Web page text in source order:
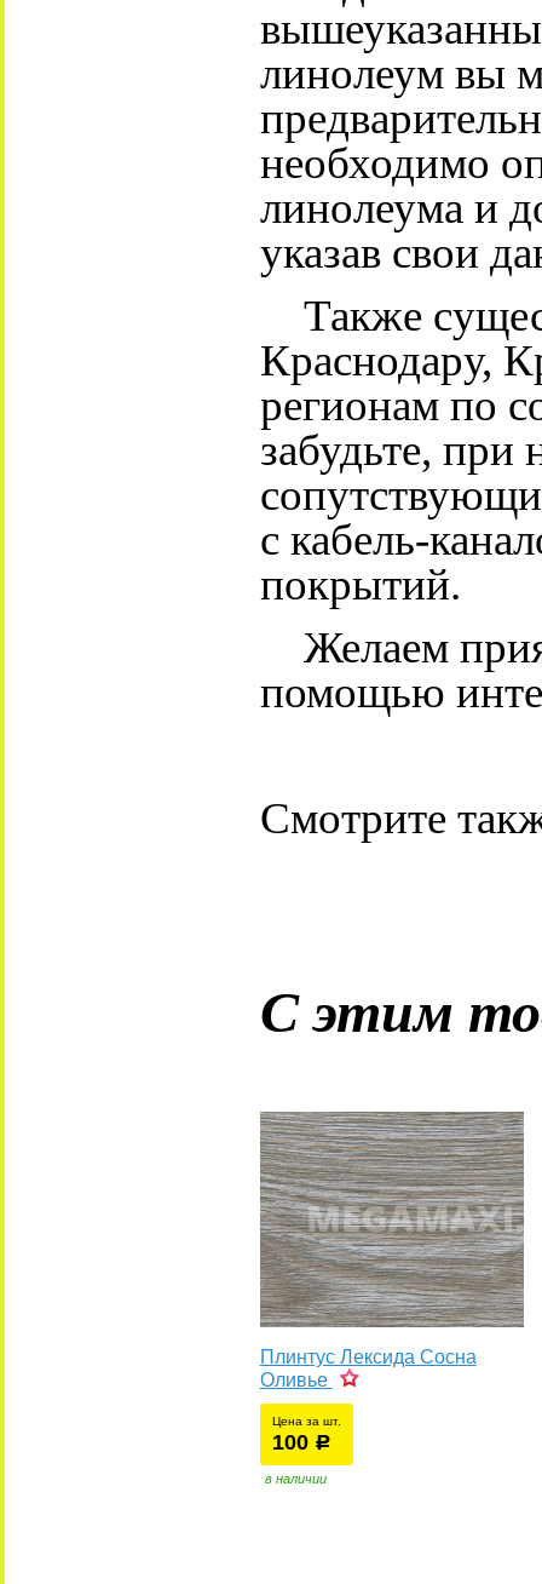
линолеум вы
необходимо
линолеума и
указав свои
Также
Краснодару,
регионам по
забудьте, при
с кабель-
покрытий.
Желаем
помощью
Смотрите
С этим
Плинтус Лексида Сосна
Оливье
Цена за шт.
100 р
в наличии